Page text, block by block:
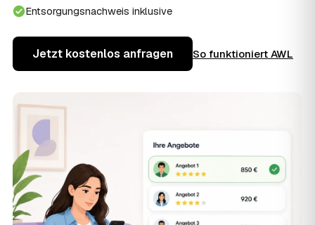
Entsorgungsnachweis inklusive
Jetzt kostenlos anfragen So funktioniert AWL